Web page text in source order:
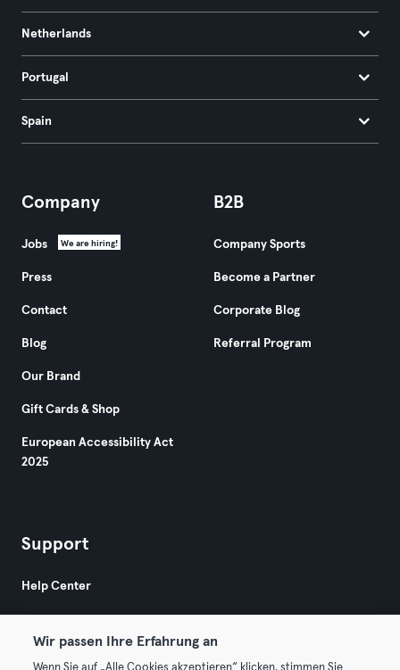
Netherlands
Portugal
Spain
Company
Jobs We are hiring!
Press
Contact
Blog
Our Brand
Gift Cards & Shop
European Accessibility Act
2025
B2B
Company Sports
Become a Partner
Corporate Blog
Referral Program
Support
Help Center
Wir passen Ihre Erfahrung an